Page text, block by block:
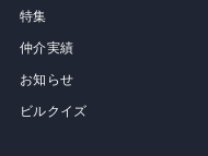
特集
仲介実績
お知らせ
ビルクイズ